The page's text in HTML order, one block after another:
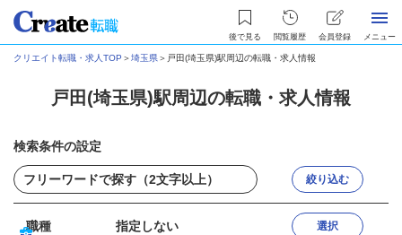
後で見る 閲覧履歴 会員登録 メニュー
クリエイト転職・求人TOP ＞埼玉県＞ 戸田(埼玉県)駅周辺の転職・求人情報
戸田(埼玉県)駅周辺の転職・求人情報
検索条件の設定
絞り込む
職種 指定しない 選択